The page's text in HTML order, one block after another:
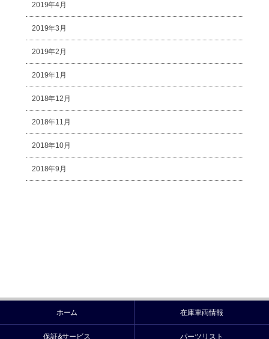
2019年4月
2019年3月
2019年2月
2019年1月
2018年12月
2018年11月
2018年10月
2018年9月
ホーム 在庫車両情報
保証&サービス パーツリスト